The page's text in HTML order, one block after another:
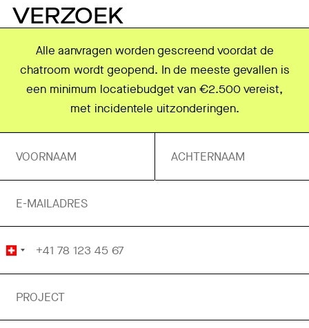
VERZOEK
Alle aanvragen worden gescreend voordat de
chatroom wordt geopend. In de meeste gevallen is
een minimum locatiebudget van €2.500 vereist,
met incidentele uitzonderingen.